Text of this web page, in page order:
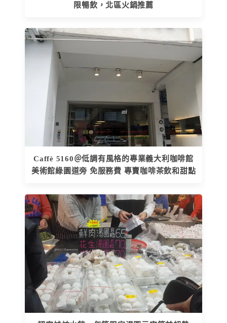
限暢飲，北區火鍋推薦
Caffè 5160＠低調有風格的專業義大利咖啡館
美術館綠園道旁 免服務費 專賣咖啡茶飲和甜點